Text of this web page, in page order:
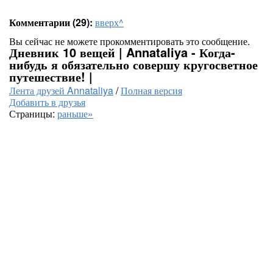
Комментарии (29): вверх^
Вы сейчас не можете прокомментировать это сообщение.
Дневник 10 вещей | Annataliya - Когда-
нибудь я обязательно совершу кругосветное
путешествие! |
Лента друзей Annataliya/Полная версия
Добавить в друзья
Страницы: раньше»